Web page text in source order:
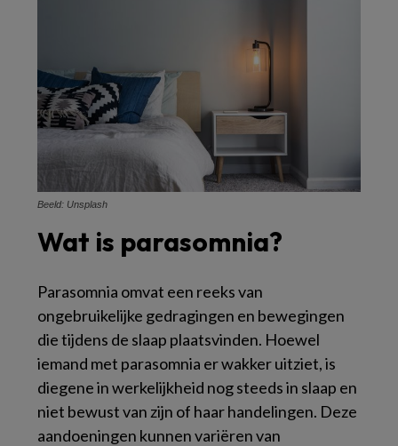
Beeld: Unsplash
Wat is parasomnia?
Parasomnia omvat een reeks van
ongebruikelijke gedragingen en bewegingen
die tijdens de slaap plaatsvinden. Hoewel
iemand met parasomnia er wakker uitziet, is
diegene in werkelijkheid nog steeds in slaap en
niet bewust van zijn of haar handelingen. Deze
aandoeningen kunnen variëren van